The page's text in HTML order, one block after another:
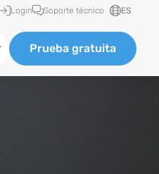
Login Soporte técnico ES
Prueba gratuita